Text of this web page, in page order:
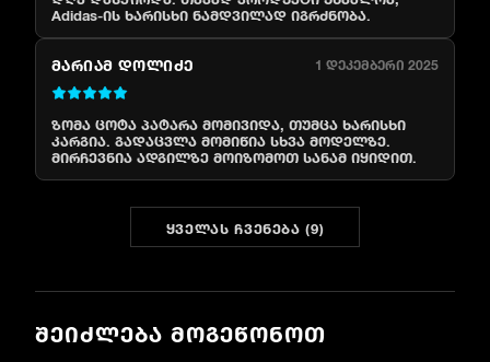
Adidas-ის ხარისხი ნამდვილად იგრძნობა.
ᲛᲐᲠᲘᲐᲛ ᲓᲝᲚᲘᲫᲔ 1 დეკემბერი 2025
ზომა ცოტა პატარა მომივიდა, თუმცა ხარისხი
კარგია. გადაცვლა მომიწია სხვა მოდელზე.
მირჩევნია ადგილზე მოიზომოთ სანამ იყიდით.
ᲧᲕᲔᲚᲐᲡ ᲩᲕᲔᲜᲔᲑᲐ (9)
ᲨᲔᲘᲫᲚᲔᲑᲐ ᲛᲝᲒᲔᲬᲝᲜᲝᲗ